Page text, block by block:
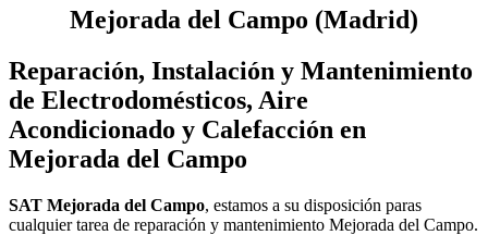
Mejorada del Campo (Madrid)
Reparación, Instalación y Mantenimiento
de Electrodomésticos, Aire
Acondicionado y Calefacción en
Mejorada del Campo
SAT Mejorada del Campo, estamos a su disposición paras
cualquier tarea de reparación y mantenimiento Mejorada del Campo.